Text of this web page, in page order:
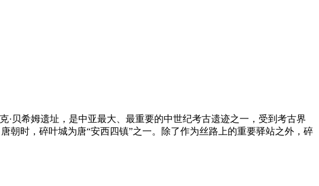
贝希姆遗址，是中亚最大、最重要的中世纪考古遗迹之一，受到考古界
朝时，碎叶城为唐“安西四镇”之一。除了作为丝路上的重要驿站之外，碎